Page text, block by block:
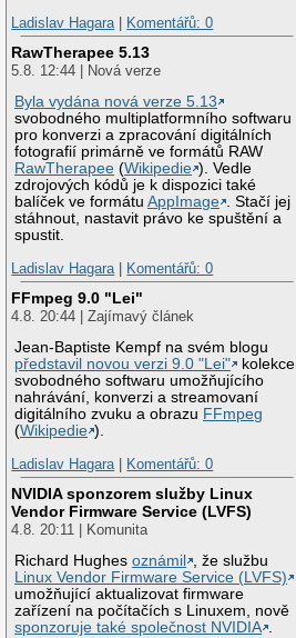
Ladislav Hagara| Komentářů: 0
RawTherapee 5.13
5.8. 12:44 | Nová verze
Byla vydána nová verze 5.13
svobodného multiplatformního softwaru
pro konverzi a zpracování digitálních
fotografií primárně ve formátů RAW
RawTherapee (Wikipedie ). Vedle
zdrojových kódů je k dispozici také
balíček ve formátuAppImage . Stačí jej
stáhnout, nastavit právo ke spuštění a
spustit.
Ladislav Hagara| Komentářů: 0
FFmpeg 9.0 "Lei"
4.8. 20:44 | Zajímavý článek
Jean-Baptiste Kempf na svém blogu
představil novou verzi 9.0 "Lei"
kolekce
svobodného softwaru umožňujícího
nahrávání, konverzi a streamovaní
digitálního zvuku a obrazu FFmpeg
(Wikipedie ).
Ladislav Hagara| Komentářů: 0
NVIDIA sponzorem služby Linux
Vendor Firmware Service (LVFS)
4.8. 20:11 | Komunita
Richard Hughesoznámil
, že službu
Linux Vendor Firmware Service (LVFS)
umožňující aktualizovat firmware
zařízení na počítačích s Linuxem, nově
sponzoruje také společnost NVIDIA .